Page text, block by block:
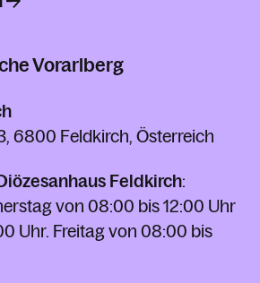
Vorarlberg
6800 Feldkirch, Österreich
Feldkirch:
von 08:00 bis 12:00 Uhr
Uhr. Freitag von 08:00 bis